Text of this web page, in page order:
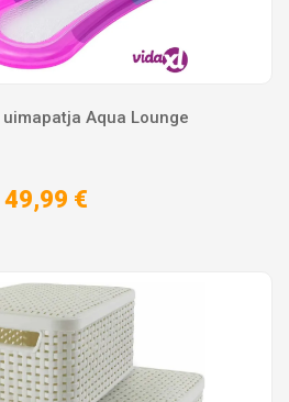
Aqua Lounge
49,99 €